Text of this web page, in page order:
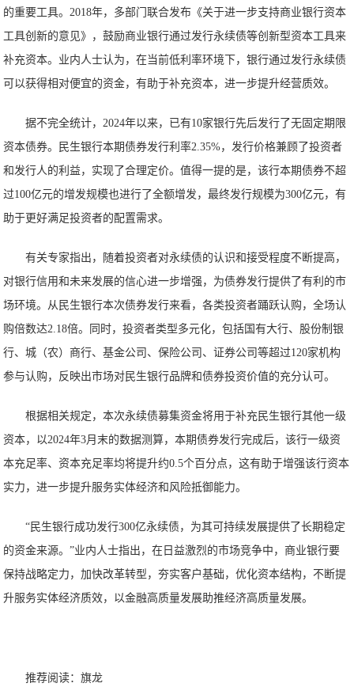
的重要工具。2018年，多部门联合发布《关于进一步支持商业银行资本
工具创新的意见》，鼓励商业银行通过发行永续债等创新型资本工具来
补充资本。业内人士认为，在当前低利率环境下，银行通过发行永续债
可以获得相对便宜的资金，有助于补充资本，进一步提升经营质效。
据不完全统计，2024年以来，已有10家银行先后发行了无固定期限
资本债券。民生银行本期债券发行利率2.35%，发行价格兼顾了投资者
和发行人的利益，实现了合理定价。值得一提的是，该行本期债券不超
过100亿元的增发规模也进行了全额增发，最终发行规模为300亿元，有
助于更好满足投资者的配置需求。
有关专家指出，随着投资者对永续债的认识和接受程度不断提高，
对银行信用和未来发展的信心进一步增强，为债券发行提供了有利的市
场环境。从民生银行本次债券发行来看，各类投资者踊跃认购，全场认
购倍数达2.18倍。同时，投资者类型多元化，包括国有大行、股份制银
行、城（农）商行、基金公司、保险公司、证券公司等超过120家机构
参与认购，反映出市场对民生银行品牌和债券投资价值的充分认可。
根据相关规定，本次永续债募集资金将用于补充民生银行其他一级
资本，以2024年3月末的数据测算，本期债券发行完成后，该行一级资
本充足率、资本充足率均将提升约0.5个百分点，这有助于增强该行资本
实力，进一步提升服务实体经济和风险抵御能力。
“民生银行成功发行300亿永续债，为其可持续发展提供了长期稳定
的资金来源。”业内人士指出，在日益激烈的市场竞争中，商业银行要
保持战略定力，加快改革转型，夯实客户基础，优化资本结构，不断提
升服务实体经济质效，以金融高质量发展助推经济高质量发展。
推荐阅读：旗龙